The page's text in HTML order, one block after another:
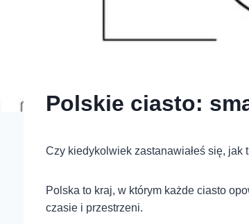
Polskie ciasto:
Czy kiedykolwiek zastanawiałeś się,
Polska to kraj, w którym każde ciasto
czasie i przestrzeni.